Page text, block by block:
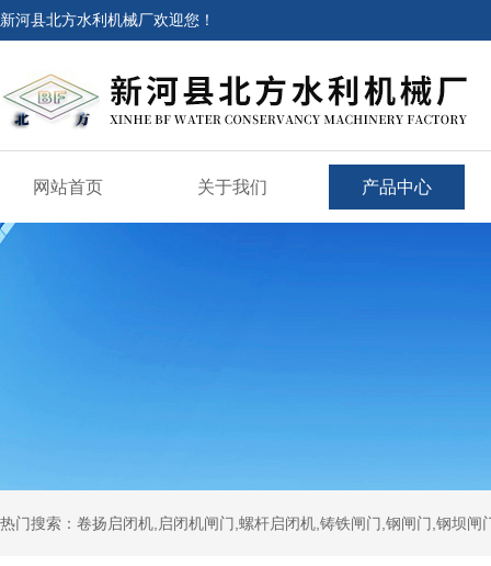
新河县北方水利机械厂欢迎您！
网站首页 关于我们 产品中心
热门搜索：卷扬启闭机,启闭机闸门,螺杆启闭机,铸铁闸门,钢闸门,钢坝